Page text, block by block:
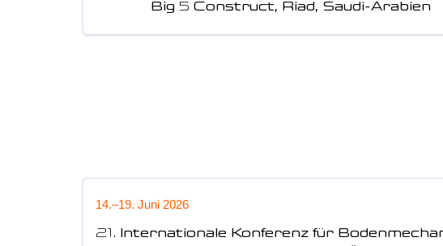
Big 5 Construct, Riad, Saudi-Arabien
14.–19. Juni 2026
21. Internationale Konferenz für